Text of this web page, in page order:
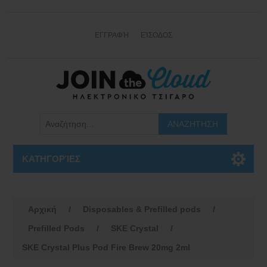
ΕΓΓΡΑΦΉ ΕΊΣΟΔΟΣ
ΚΑΤΗΓΟΡΊΕΣ
Αρχική / Disposables & Prefilled pods
/
Prefilled Pods
/ SKE Crystal
/
SKE Crystal Plus Pod Fire Brew 20mg 2ml